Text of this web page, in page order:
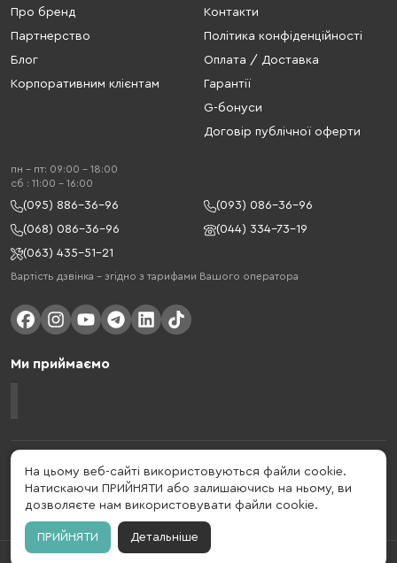
Про бренд
Партнерство
Блог
Корпоративним клієнтам
Контакти
Політика конфіденційності
Оплата / Доставка
Гарантії
G-бонуси
Договір публічної оферти
пн - пт: 09:00 - 18:00
cб : 11:00 - 16:00
(095) 886-36-96
(093) 086-36-96
(068) 086-36-96
(044) 334-73-19
(063) 435-51-21
Вартість дзвінка – згідно з тарифами Вашого оператора
Ми приймаємо
Gelius - український бренд, який активно розвивається у сфері смарт
гаджетів та мобільних аксесуарів. Бренд заснований в 2013 році. Gelius
- це набагато більше ніж просто бренд, це стиль життя, який об'єднує в
собі драйв, радість, швидкість, новації і практичність.
На цьому веб-сайті використовуються файли cookie.
Натискаючи ПРИЙНЯТИ або залишаючись на ньому, ви
дозволяєте нам використовувати файли cookie.
ПРИЙНЯТИ Детальніше